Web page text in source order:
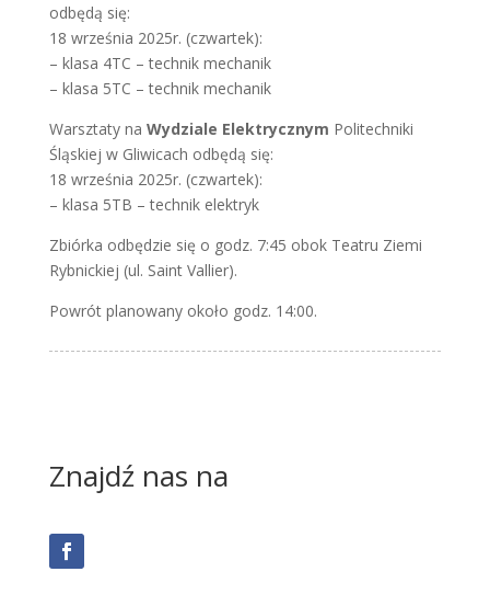
odbędą się:
18 września 2025r. (czwartek):
– klasa 4TC – technik mechanik
– klasa 5TC – technik mechanik
Warsztaty na Wydziale Elektrycznym Politechniki
Śląskiej w Gliwicach odbędą się:
18 września 2025r. (czwartek):
– klasa 5TB – technik elektryk
Zbiórka odbędzie się o godz. 7:45 obok Teatru Ziemi
Rybnickiej (ul. Saint Vallier).
Powrót planowany około godz. 14:00.
Znajdź nas na